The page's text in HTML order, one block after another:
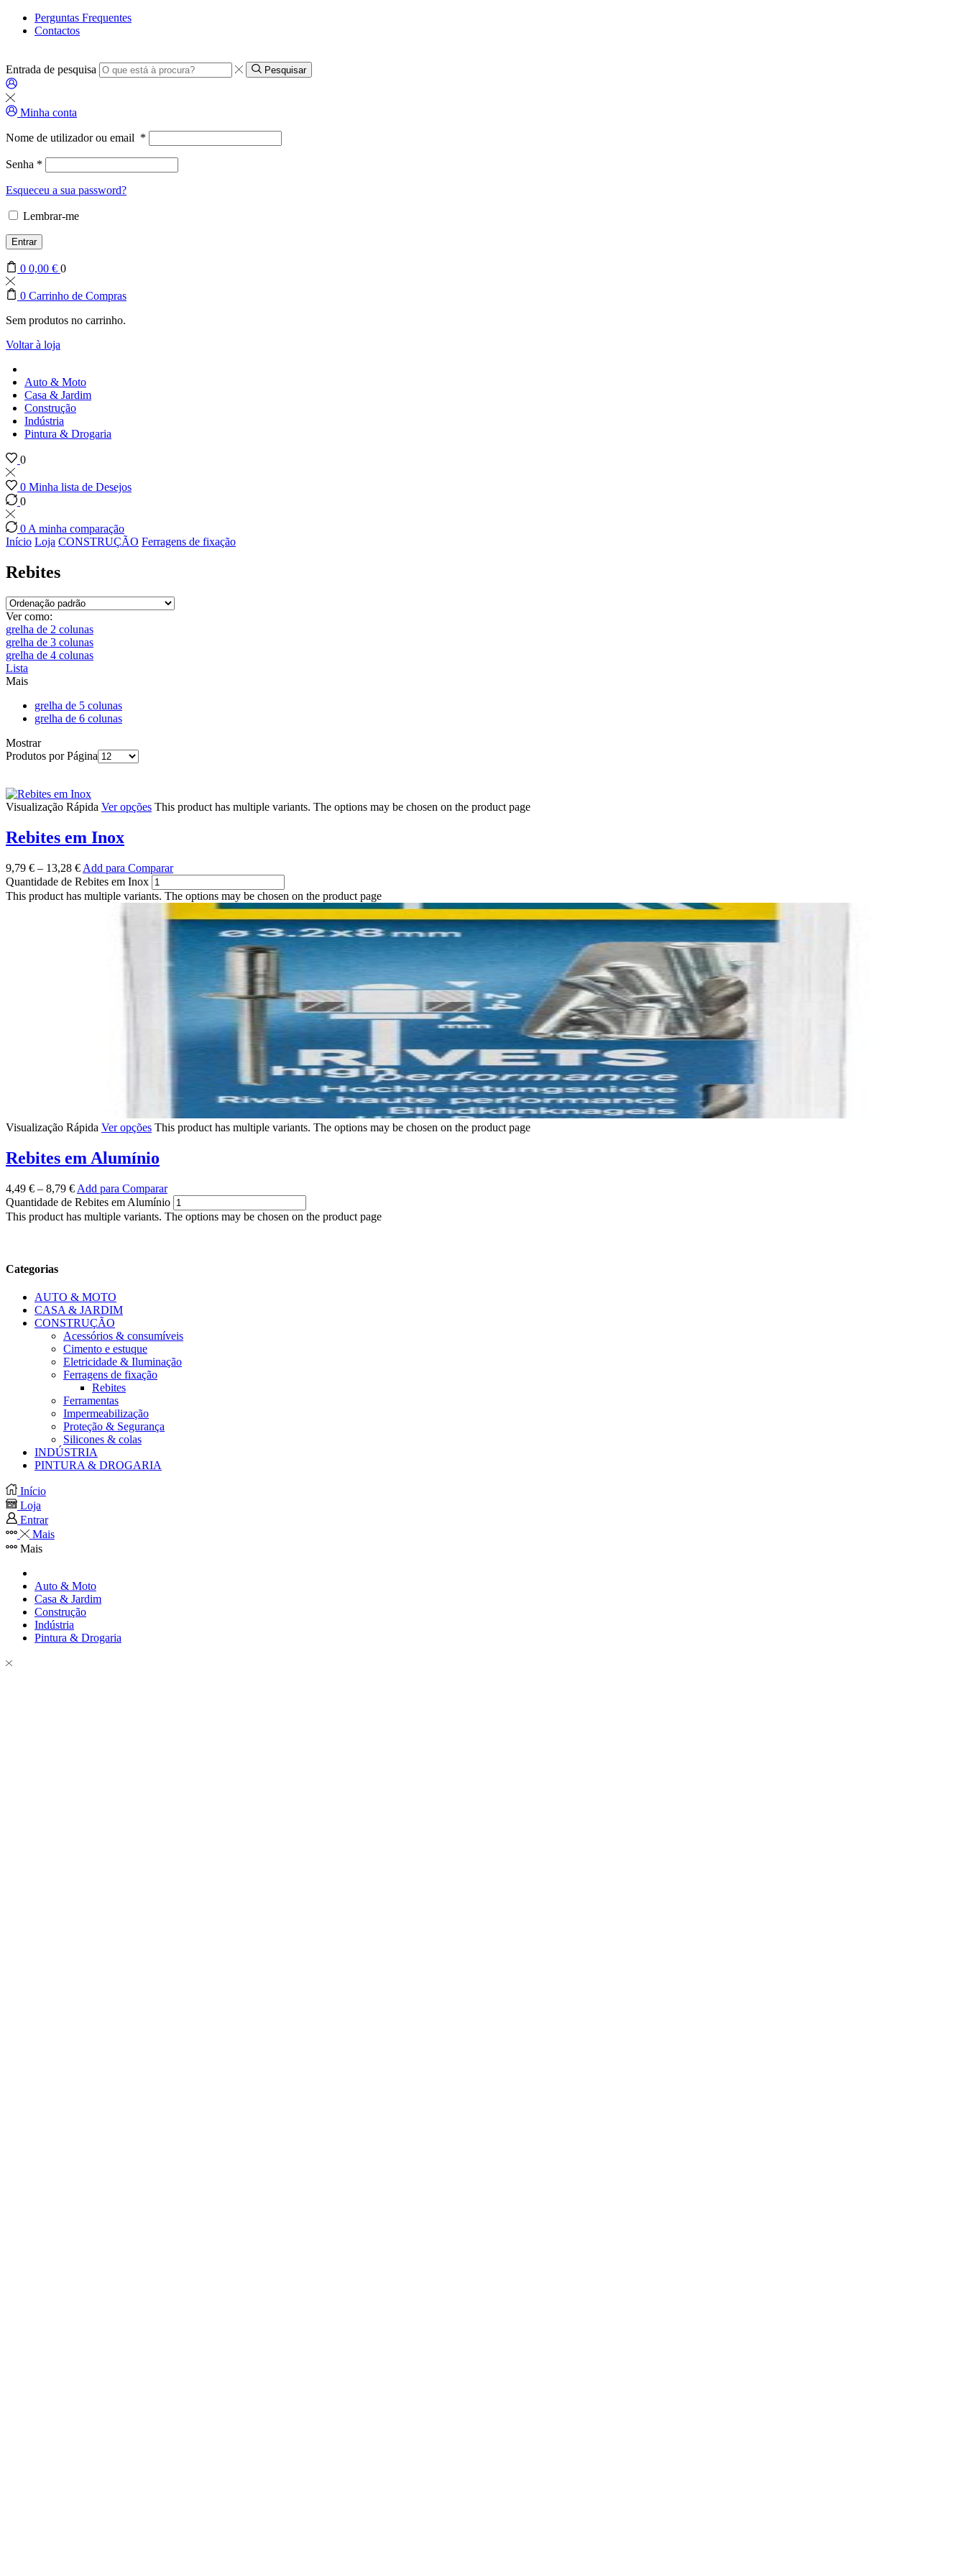
Perguntas Frequentes
Contactos
Entrada de pesquisa Pesquisar
Minha conta
Nome de utilizador ou email *
Senha *
Esqueceu a sua password?
Lembrar-me
Entrar
0 0,00 € 0
0 Carrinho de Compras
Sem produtos no carrinho.
Voltar à loja
Auto & Moto
Casa & Jardim
Construção
Indústria
Pintura & Drogaria
0
0 Minha lista de Desejos
0
0 A minha comparação
Início Loja CONSTRUÇÃO Ferragens de fixação
Rebites
Ver como:
grelha de 2 colunas
grelha de 3 colunas
grelha de 4 colunas
Lista
Mais
grelha de 5 colunas
grelha de 6 colunas
Mostrar
Produtos por Página
Visualização Rápida Ver opções This product has multiple variants. The options may be chosen on the product page
Rebites em Inox
9,79 € – 13,28 € Add para Comparar
Quantidade de Rebites em Inox
This product has multiple variants. The options may be chosen on the product page
Visualização Rápida Ver opções This product has multiple variants. The options may be chosen on the product page
Rebites em Alumínio
4,49 € – 8,79 € Add para Comparar
Quantidade de Rebites em Alumínio
This product has multiple variants. The options may be chosen on the product page
Categorias
AUTO & MOTO
CASA & JARDIM
CONSTRUÇÃO
Acessórios & consumíveis
Cimento e estuque
Eletricidade & Iluminação
Ferragens de fixação
Rebites
Ferramentas
Impermeabilização
Proteção & Segurança
Silicones & colas
INDÚSTRIA
PINTURA & DROGARIA
Início
Loja
Entrar
Mais
Mais
Auto & Moto
Casa & Jardim
Construção
Indústria
Pintura & Drogaria